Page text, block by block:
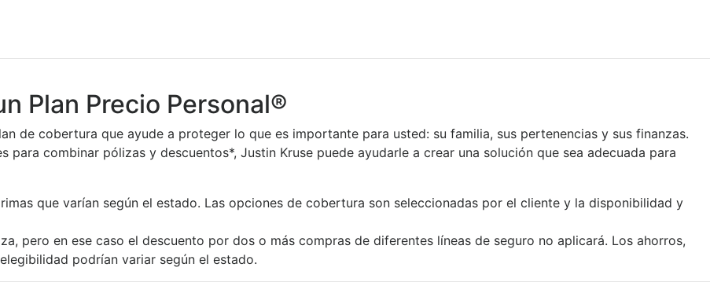
Plan Precio Personal®
de cobertura que ayude a proteger lo que es importante para usted: su familia, sus pertenencias y sus finanzas.
para combinar pólizas y descuentos*, Justin Kruse puede ayudarle a crear una solución que sea adecuada para
que varían según el estado. Las opciones de cobertura son seleccionadas por el cliente y la disponibilidad y
pero en ese caso el descuento por dos o más compras de diferentes líneas de seguro no aplicará. Los ahorros,
podrían variar según el estado.